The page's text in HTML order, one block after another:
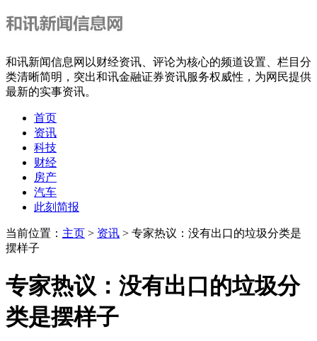
和讯新闻信息网以财经资讯、评论为核心的频道设置、栏目分
类清晰简明，突出和讯金融证券资讯服务权威性，为网民提供
最新的实事资讯。
首页
资讯
科技
财经
房产
汽车
此刻简报
当前位置： 主页 > 资讯 > 专家热议：没有出口的垃圾分类是
摆样子
专家热议：没有出口的垃圾分
类是摆样子